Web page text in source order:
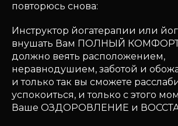
повторюсь снова:
Инструктор йогатерапии или
внушать Вам ПОЛНЫЙ КОМФОРТ.
должно веять расположением,
неравнодушием, заботой и
и только так вы сможете
успокоиться, и только с этого
Ваше ОЗДОРОВЛЕНИЕ и